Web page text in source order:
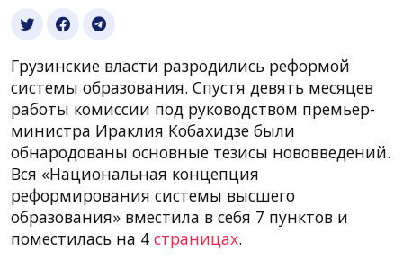
Грузинские власти разродились реформой
системы образования. Спустя девять месяцев
работы комиссии под руководством премьер-
министра Ираклия Кобахидзе были
обнародованы основные тезисы нововведений.
Вся «Национальная концепция
реформирования системы высшего
образования» вместила в себя 7 пунктов и
поместилась на 4 страницах.